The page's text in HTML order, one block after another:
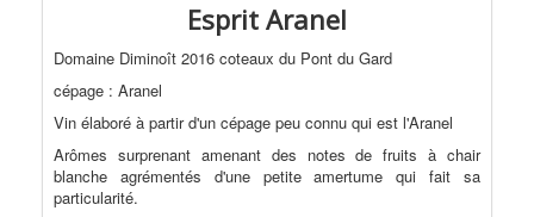
Esprit Aranel
Domaine Diminoît 2016 coteaux du Pont du Gard
cépage : Aranel
Vin élaboré à partir d'un cépage peu connu qui est l'Aranel
Arômes surprenant amenant des notes de fruits à chair
blanche agrémentés d'une petite amertume qui fait sa
particularité.